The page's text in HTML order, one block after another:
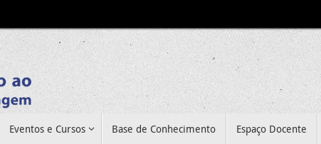
Eventos e Cursos Base de Conhecimento Espaço Docente